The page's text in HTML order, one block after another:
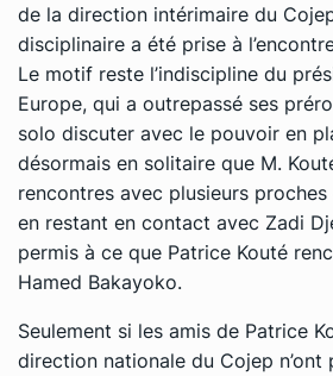
de la direction intérimaire du
disciplinaire a été prise à
Le motif reste l’indiscipline du
Europe, qui a outrepassé ses
solo discuter avec le pouvoir en
désormais en solitaire que M.
rencontres avec plusieurs
en restant en contact avec Zadi
permis à ce que Patrice Kouté
Hamed Bakayoko.
Seulement si les amis de Patrice
direction nationale du Cojep n’ont